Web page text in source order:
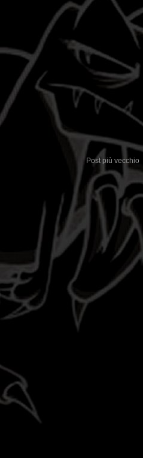
Post più vecchio